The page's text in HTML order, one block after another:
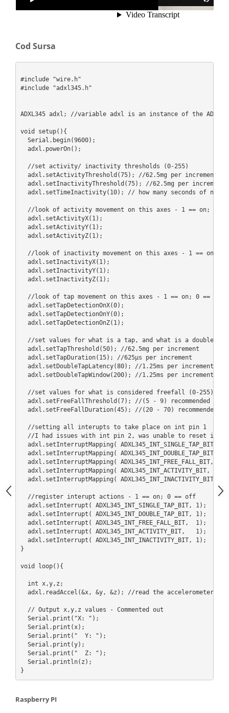
Cod Sursa
#include "wire.h"
#include "adxl345.h"
ADXL345 adxl; //variable adxl is an instance of the
void setup(){
  Serial.begin(9600);
  adxl.powerOn();
  //set activity/ inactivity thresholds (0-255)
  adxl.setActivityThreshold(75); //62.5mg per increment
  adxl.setInactivityThreshold(75); //62.5mg per increment
adxl.setTimeInactivity(10); // how many seconds of no
//look of activity movement on this axes - 1 == on; 0
  adxl.setActivityX(1);
  adxl.setActivityY(1);
  adxl.setActivityZ(1);
//look of inactivity movement on this axes - 1 == on; 0
  adxl.setInactivityX(1);
  adxl.setInactivityY(1);
  adxl.setInactivityZ(1);
  //look of tap movement on this axes - 1 == on; 0 == off
  adxl.setTapDetectionOnX(0);
  adxl.setTapDetectionOnY(0);
  adxl.setTapDetectionOnZ(1);
//set values for what is a tap, and what is a double
  adxl.setTapThreshold(50); //62.5mg per increment
  adxl.setTapDuration(15); //625μs per increment
  adxl.setDoubleTapLatency(80); //1.25ms per increment
  adxl.setDoubleTapWindow(200); //1.25ms per increment
  //set values for what is considered freefall (0-255)
adxl.setFreeFallThreshold(7); //(5 - 9) recommended -
adxl.setFreeFallDuration(45); //(20 - 70) recommended -
  //setting all interupts to take place on int pin 1
  //I had issues with int pin 2, was unable to reset it
adxl.setInterruptMapping( ADXL345_INT_SINGLE_TAP_BIT,
adxl.setInterruptMapping( ADXL345_INT_DOUBLE_TAP_BIT,
adxl.setInterruptMapping( ADXL345_INT_FREE_FALL_BIT,
adxl.setInterruptMapping( ADXL345_INT_ACTIVITY_BIT,
adxl.setInterruptMapping( ADXL345_INT_INACTIVITY_BIT,
  //register interupt actions - 1 == on; 0 == off
  adxl.setInterrupt( ADXL345_INT_SINGLE_TAP_BIT, 1);
  adxl.setInterrupt( ADXL345_INT_DOUBLE_TAP_BIT, 1);
  adxl.setInterrupt( ADXL345_INT_FREE_FALL_BIT,  1);
  adxl.setInterrupt( ADXL345_INT_ACTIVITY_BIT,   1);
  adxl.setInterrupt( ADXL345_INT_INACTIVITY_BIT, 1);
}
void loop(){
  int x,y,z;
adxl.readAccel(&x, &y, &z); //read the accelerometer
  // Output x,y,z values - Commented out
  Serial.print("X: ");
  Serial.print(x);
  Serial.print("  Y: ");
  Serial.print(y);
  Serial.print("  Z: ");
  Serial.println(z);
Raspberry PI